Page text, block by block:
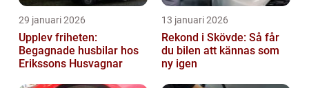
29 januari 2026
Upplev friheten:
Begagnade husbilar hos
Erikssons Husvagnar
13 januari 2026
Rekond i Skövde: Så får
du bilen att kännas som
ny igen